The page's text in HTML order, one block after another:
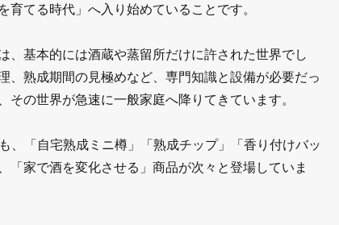
育てる時代」へ入り始めていることです。
、基本的には酒蔵や蒸留所だけに許された世界でし
、熟成期間の見極めなど、専門知識と設備が必要だっ
その世界が急速に一般家庭へ降りてきています。
、「自宅熟成ミニ樽」「熟成チップ」「香り付けバッ
「家で酒を変化させる」商品が次々と登場していま